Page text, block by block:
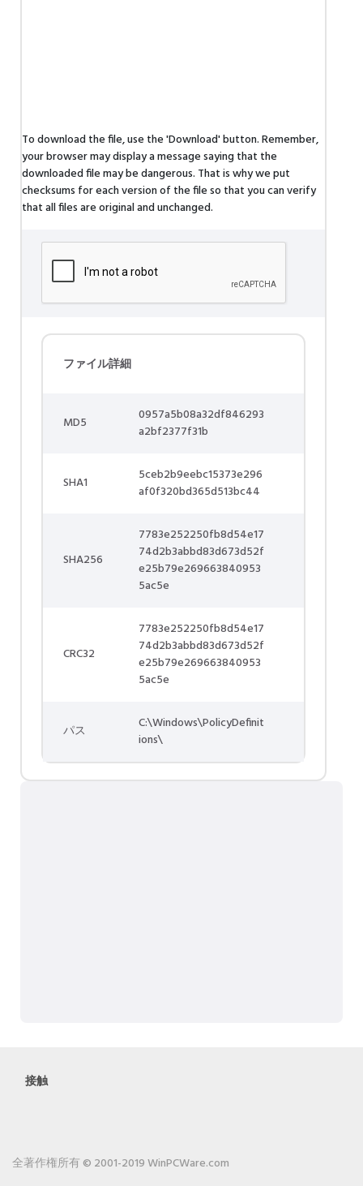
To download the file, use the 'Download' button. Remember,
your browser may display a message saying that the
downloaded file may be dangerous. That is why we put
checksums for each version of the file so that you can verify
that all files are original and unchanged.
ファイル詳細
MD5
0957a5b08a32df846293
a2bf2377f31b
SHA1
5ceb2b9eebc15373e296
af0f320bd365d513bc44
SHA256
7783e252250fb8d54e17
74d2b3abbd83d673d52f
e25b79e269663840953
5ac5e
CRC32
7783e252250fb8d54e17
74d2b3abbd83d673d52f
e25b79e269663840953
5ac5e
パス
C:\Windows\PolicyDefinit
ions\
接触
全著作権所有 © 2001-2019 WinPCWare.com